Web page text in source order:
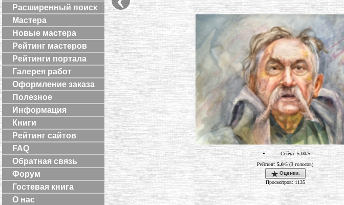
Расширенный поиск
Мастера
Новые мастера
Рейтинг мастеров
Рейтинги портала
Галерея работ
Оформление заказа
Полезное
Информация
Книги
Рейтинг сайтов
FAQ
Обратная связь
Форум
Гостевая книга
О нас
Сейчас 5.00/5
Рейтинг:5.0/5 (3 голосов)
Оценки.
Просмотров: 1135